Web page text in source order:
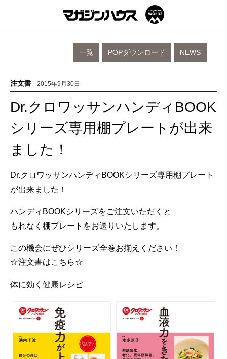
NEWS
POPダウンロード
一覧
注文書 - 2015年9月30日
Dr.クロワッサンハンディBOOK
シリーズ専用棚プレートが出来
ました！
Dr.クロワッサンハンディBOOKシリーズ専用棚プレート
が出来ました！
ハンディBOOKシリーズをご注文いただくと
もれなく棚プレートをお送りいたします。
この機会にぜひシリーズ全巻お揃えください！
☆注文書はこちら☆
体に効く健康レシピ